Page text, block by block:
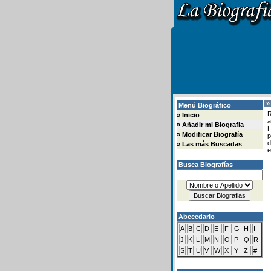
Menú Biográfico
» Inicio
» Añadir mi Biografia
» Modificar Biografía
» Las más Buscadas
Busca Biografías
Abecedario
A B C D E F G H
I
J
K L M N O P Q
R
S T U V W X Y Z #
»